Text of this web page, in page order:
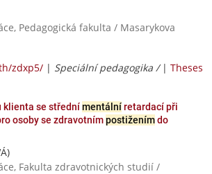
Pedagogická fakulta / Masarykova
zdxp5/ | Speciální pedagogika / | Theses
klienta se střednímentálníretardací při
osoby se zdravotnímpostiženímdo
Fakulta zdravotnických studií /